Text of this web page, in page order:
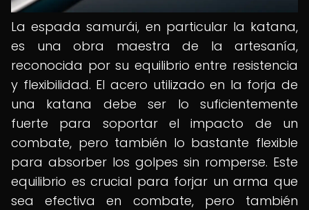
La espada samurái, en particular la katana,
es una obra maestra de la artesanía,
reconocida por su equilibrio entre resistencia
y flexibilidad. El acero utilizado en la forja de
una katana debe ser lo suficientemente
fuerte para soportar el impacto de un
combate, pero también lo bastante flexible
para absorber los golpes sin romperse. Este
equilibrio es crucial para forjar un arma que
sea efectiva en combate, pero también